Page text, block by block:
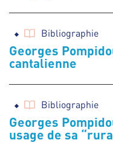
Bibliographie
Georges
cantalienne
Bibliographie
Georges
usage de sa